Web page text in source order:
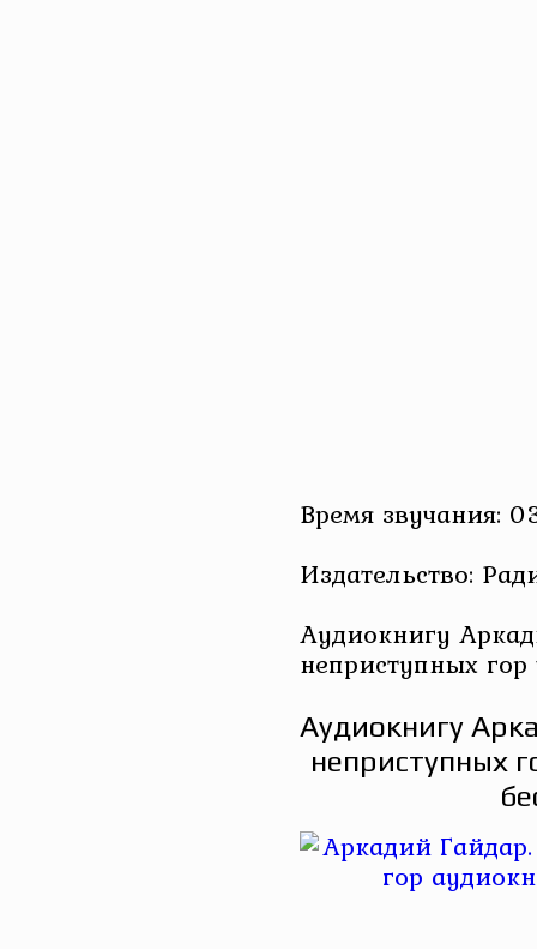
Время звучания:
Издательство:
Аудиокнигу
неприступных
Аудиокнигу
неприступных